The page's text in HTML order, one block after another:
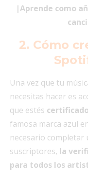
|Aprende como
2. Cómo
Una vez que tu
necesitas hacer es
que estés
famosa marca azul
necesario
suscriptores, la
para todos los